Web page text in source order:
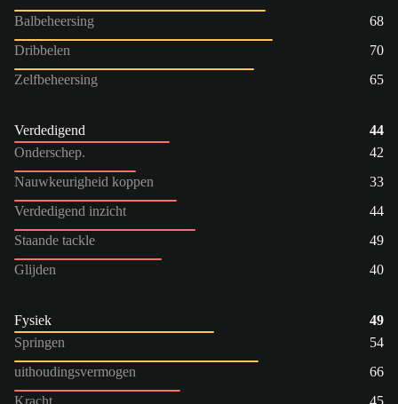
Balbeheersing
68
Dribbelen
70
Zelfbeheersing
65
Verdedigend
44
Onderschep.
42
Nauwkeurigheid koppen
33
Verdedigend inzicht
44
Staande tackle
49
Glijden
40
Fysiek
49
Springen
54
uithoudingsvermogen
66
Kracht
45